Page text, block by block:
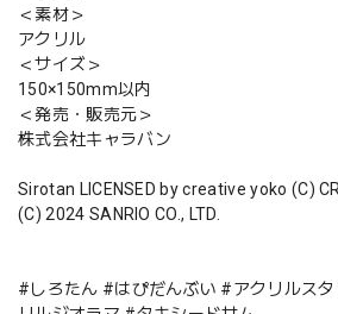
＜素材＞
アクリル
＜サイズ＞
150×150mm以内
＜発売・販売元＞
株式会社キャラバン
Sirotan LICENSED by creative yoko (C)
(C) 2024 SANRIO CO., LTD.
#しろたん #はぴだんぶい #アクリルス